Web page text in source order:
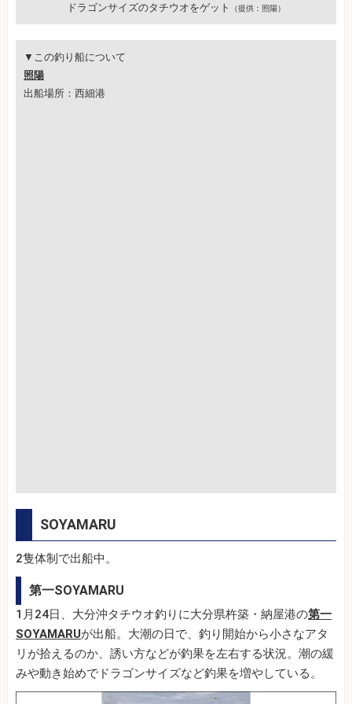
ドラゴンサイズのタチウオをゲット （提供：照陽）
▼この釣り船について
照陽
出船場所：西細港
SOYAMARU
2隻体制で出船中。
第一SOYAMARU
1月24日、大分沖タチウオ釣りに大分県杵築・納屋港の第一
SOYAMARUが出船。大潮の日で、釣り開始から小さなアタ
リが拾えるのか、誘い方などが釣果を左右する状況。潮の緩
みや動き始めでドラゴンサイズなど釣果を増やしている。